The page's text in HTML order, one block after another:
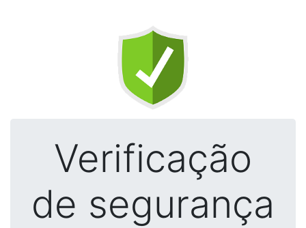
Verificação
de segurança